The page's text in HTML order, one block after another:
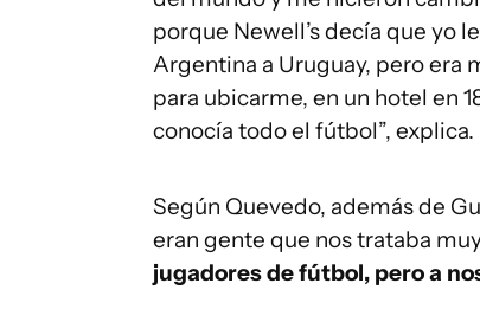
porque Newell’s decía que yo
Argentina a Uruguay, pero era
para ubicarme, en un hotel en
conocía todo el fútbol”, explica.
Según Quevedo, además de
eran gente que nos trataba
jugadores de fútbol, pero a